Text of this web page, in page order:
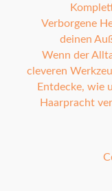
Verborgene
deinen
Wenn der
cleveren
Entdecke, wie
Haarpracht